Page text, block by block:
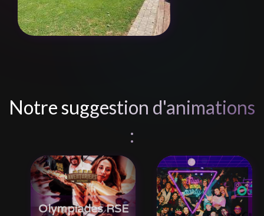
Notre suggestion d'animations
:
Olympiades RSE